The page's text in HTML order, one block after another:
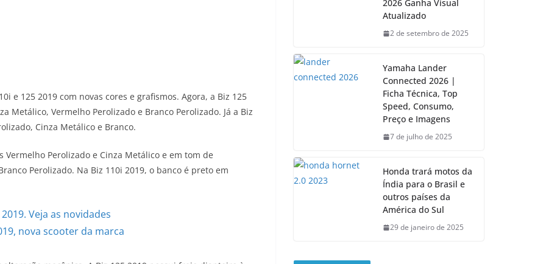
e 125 2019 com novas cores e grafismos. Agora, a Biz 125
Metálico, Vermelho Perolizado e Branco Perolizado. Já a Biz
Cinza Metálico e Branco.
Vermelho Perolizado e Cinza Metálico e em tom de
Perolizado. Na Biz 110i 2019, o banco é preto em
Veja as novidades
nova scooter da marca
2026 Ganha Visual
Atualizado
2 de setembro de 2025
Yamaha Lander
Connected 2026 |
Ficha Técnica, Top
Speed, Consumo,
Preço e Imagens
7 de julho de 2025
Honda trará motos da
Índia para o Brasil e
outros países da
América do Sul
29 de janeiro de 2025